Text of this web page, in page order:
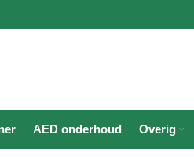
AED onderhoud Overig